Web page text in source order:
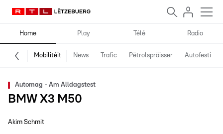
Home Play Télé Radio
Mobilitéit News Trafic Pëtrolspräisser Autofestival
Automag - Am Alldagstest
BMW X3 M50
Akim Schmit